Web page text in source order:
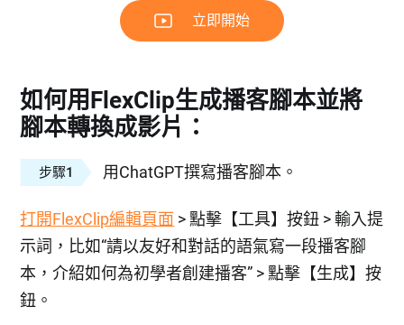
立即開始
如何用FlexClip生成播客腳本並將
腳本轉換成影片：
步驟1 用ChatGPT撰寫播客腳本。
打開FlexClip編輯頁面 > 點擊【工具】按鈕 > 輸入提
示詞，比如“請以友好和對話的語氣寫一段播客腳
本，介紹如何為初學者創建播客” > 點擊【生成】按
鈕。